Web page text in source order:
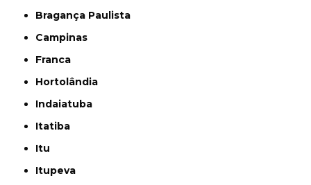
Bragança Paulista
Campinas
Franca
Hortolândia
Indaiatuba
Itatiba
Itu
Itupeva